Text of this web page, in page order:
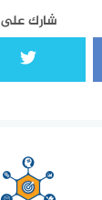
شارك على